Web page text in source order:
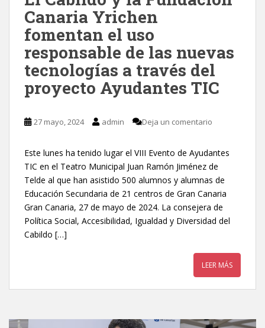
Canaria Yrichen
fomentan el uso
responsable de las nuevas
tecnologías a través del
proyecto Ayudantes TIC
27 mayo, 2024 admin Deja un comentario
Este lunes ha tenido lugar el VIII Evento de Ayudantes
TIC en el Teatro Municipal Juan Ramón Jiménez de
Telde al que han asistido 500 alumnos y alumnas de
Educación Secundaria de 21 centros de Gran Canaria
Gran Canaria, 27 de mayo de 2024. La consejera de
Política Social, Accesibilidad, Igualdad y Diversidad del
Cabildo […]
LEER MÁS